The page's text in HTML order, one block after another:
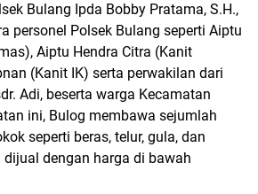
Bulang Ipda Bobby Pratama, S.H.,
personel Polsek Bulang seperti Aiptu
Aiptu Hendra Citra (Kanit
(Kanit IK) serta perwakilan dari
Adi, beserta warga Kecamatan
ini, Bulog membawa sejumlah
seperti beras, telur, gula, dan
dengan harga di bawah